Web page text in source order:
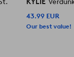
43.99 EUR
Our best value!